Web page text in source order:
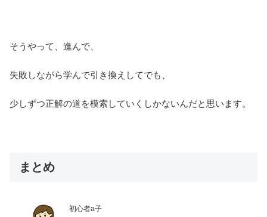
そうやって、進んで、
失敗しながら学んで引き換えしてでも、
少しずつ正解の道を模索していくしかないんだと思います。
まとめ
初心者a子